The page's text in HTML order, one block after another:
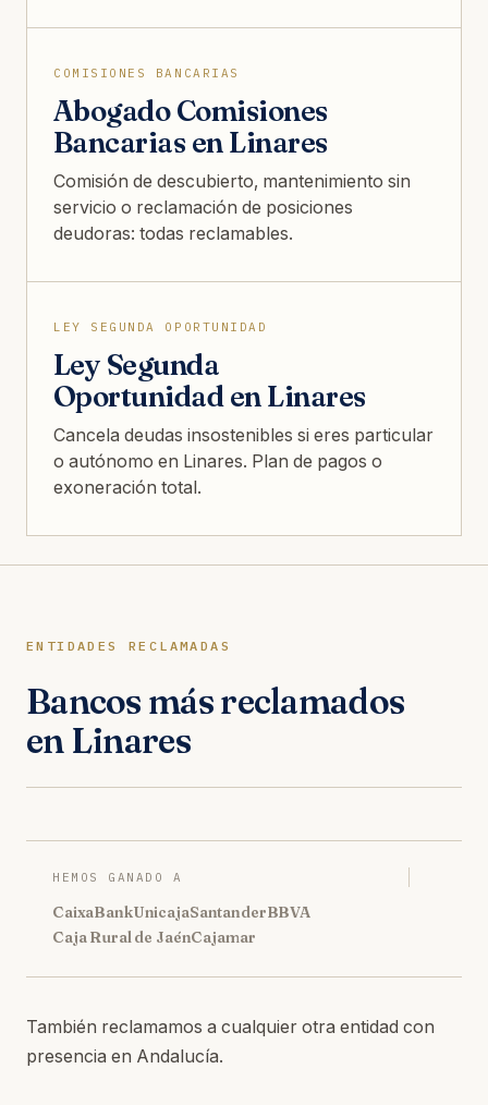
COMISIONES BANCARIAS
Abogado Comisiones
Bancarias en Linares
Comisión de descubierto, mantenimiento sin
servicio o reclamación de posiciones
deudoras: todas reclamables.
LEY SEGUNDA OPORTUNIDAD
Ley Segunda
Oportunidad en Linares
Cancela deudas insostenibles si eres particular
o autónomo en Linares. Plan de pagos o
exoneración total.
ENTIDADES RECLAMADAS
Bancos más reclamados
en Linares
HEMOS GANADO A
CaixaBankUnicajaSantanderBBVA
Caja Rural de JaénCajamar
También reclamamos a cualquier otra entidad con
presencia en Andalucía.